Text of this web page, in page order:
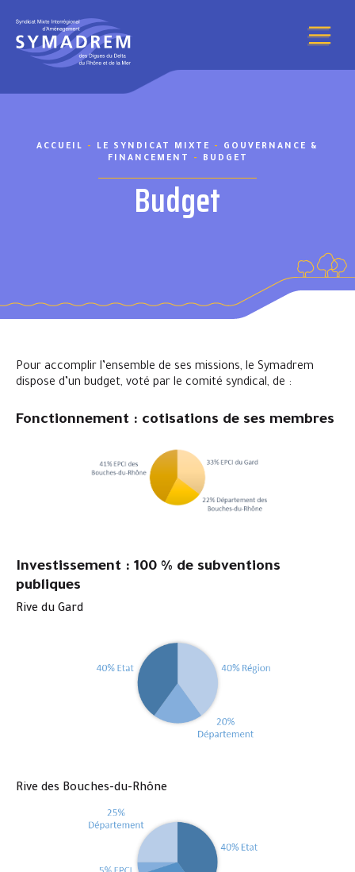
ACCUEIL - LE SYNDICAT MIXTE - GOUVERNANCE &
FINANCEMENT
- BUDGET
Budget
Pour accomplir l’ensemble de ses missions, le Symadrem
dispose d’un budget, voté par le comité syndical, de :
Fonctionnement : cotisations de ses membres
Investissement : 100 % de subventions
publiques
Rive du Gard
Rive des Bouches-du-Rhône